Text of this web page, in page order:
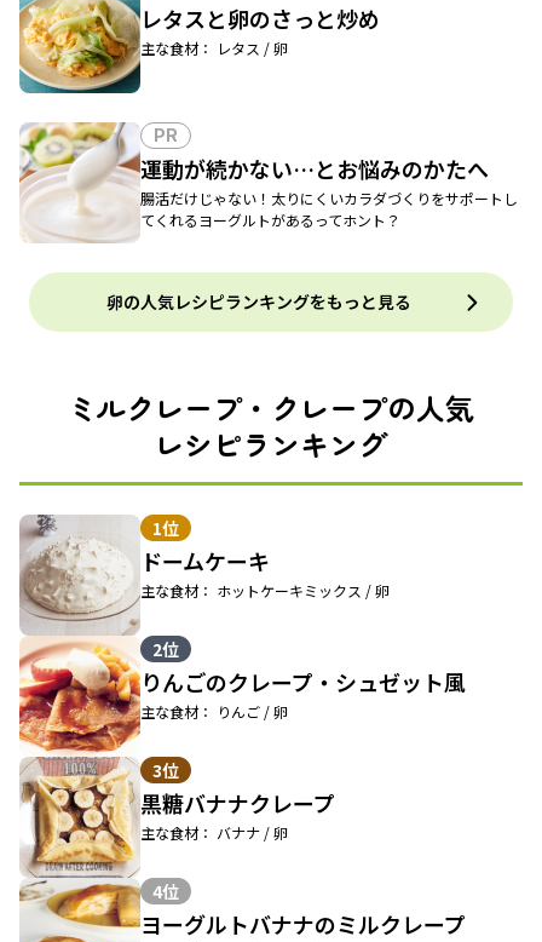
レタスと卵のさっと炒め
主な食材： レタス / 卵
PR
運動が続かない…とお悩みのかたへ
腸活だけじゃない！太りにくいカラダづくりをサポートし
てくれるヨーグルトがあるってホント？
卵の人気レシピランキングをもっと見る
ミルクレープ・クレープの人気
レシピランキング
1位
ドームケーキ
主な食材： ホットケーキミックス / 卵
2位
りんごのクレープ・シュゼット風
主な食材： りんご / 卵
3位
黒糖バナナクレープ
主な食材： バナナ / 卵
4位
ヨーグルトバナナのミルクレープ